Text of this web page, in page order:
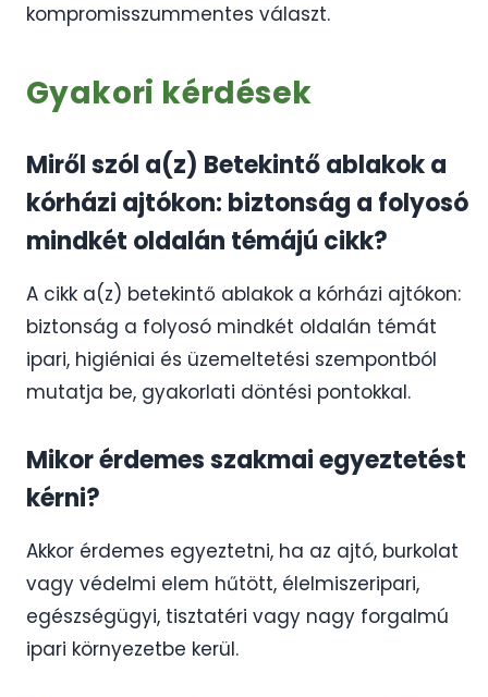
kompromisszummentes választ.
Gyakori kérdések
Miről szól a(z) Betekintő ablakok a
kórházi ajtókon: biztonság a folyosó
mindkét oldalán témájú cikk?
A cikk a(z) betekintő ablakok a kórházi ajtókon:
biztonság a folyosó mindkét oldalán témát
ipari, higiéniai és üzemeltetési szempontból
mutatja be, gyakorlati döntési pontokkal.
Mikor érdemes szakmai egyeztetést
kérni?
Akkor érdemes egyeztetni, ha az ajtó, burkolat
vagy védelmi elem hűtött, élelmiszeripari,
egészségügyi, tisztatéri vagy nagy forgalmú
ipari környezetbe kerül.